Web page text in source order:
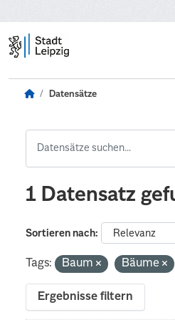
Datensätze
1 Datensatz
Sortieren nach
Tags: Baum Bäume
Ergebnisse filtern